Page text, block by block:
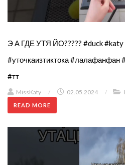
Э А ГДЕ УТЯ ЙО????? #duck
#уточкаизтиктока #лалафанфан
#тт
MissKaty / 02.05.2024 /
READ MORE